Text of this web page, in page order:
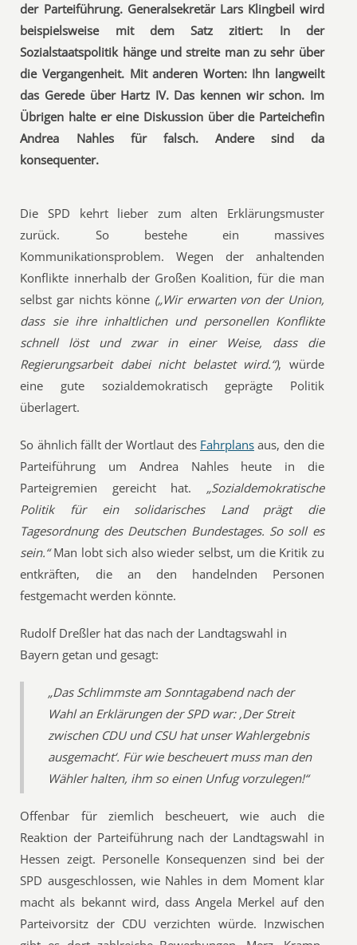
der Parteiführung. Generalsekretär Lars Klingbeil wird
beispielsweise mit dem Satz zitiert: In der
Sozialstaatspolitik hänge und streite man zu sehr über
die Vergangenheit. Mit anderen Worten: Ihn langweilt
das Gerede über Hartz IV. Das kennen wir schon. Im
Übrigen halte er eine Diskussion über die Parteichefin
Andrea Nahles für falsch. Andere sind da
konsequenter.
Die SPD kehrt lieber zum alten Erklärungsmuster
zurück. So bestehe ein massives
Kommunikationsproblem. Wegen der anhaltenden
Konflikte innerhalb der Großen Koalition, für die man
selbst gar nichts könne („Wir erwarten von der Union,
dass sie ihre inhaltlichen und personellen Konflikte
schnell löst und zwar in einer Weise, dass die
Regierungsarbeit dabei nicht belastet wird.“), würde
eine gute sozialdemokratisch geprägte Politik
überlagert.
So ähnlich fällt der Wortlaut des Fahrplans aus, den die
Parteiführung um Andrea Nahles heute in die
Parteigremien gereicht hat. „Sozialdemokratische
Politik für ein solidarisches Land prägt die
Tagesordnung des Deutschen Bundestages. So soll es
sein.“Man lobt sich also wieder selbst, um die Kritik zu
entkräften, die an den handelnden Personen
festgemacht werden könnte.
Rudolf Dreßler hat das nach der Landtagswahl in
Bayern getan und gesagt:
„Das Schlimmste am Sonntagabend nach der
Wahl an Erklärungen der SPD war: ‚Der Streit
zwischen CDU und CSU hat unser Wahlergebnis
ausgemacht‘. Für wie bescheuert muss man den
Wähler halten, ihm so einen Unfug vorzulegen!“
Offenbar für ziemlich bescheuert, wie auch die
Reaktion der Parteiführung nach der Landtagswahl in
Hessen zeigt. Personelle Konsequenzen sind bei der
SPD ausgeschlossen, wie Nahles in dem Moment klar
macht als bekannt wird, dass Angela Merkel auf den
Parteivorsitz der CDU verzichten würde. Inzwischen